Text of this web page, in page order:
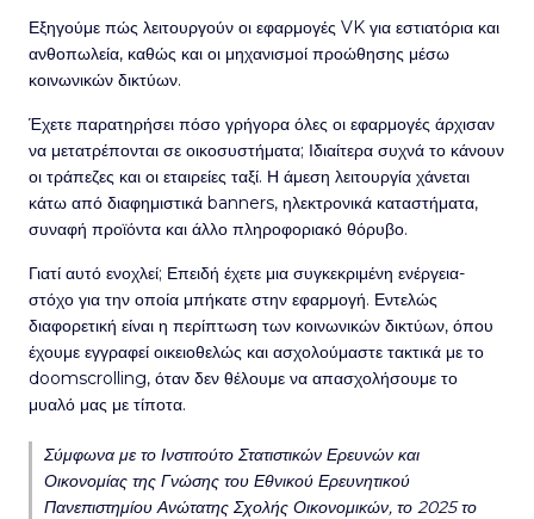
Εξηγούμε πώς λειτουργούν οι εφαρμογές VK για εστιατόρια και
ανθοπωλεία, καθώς και οι μηχανισμοί προώθησης μέσω
κοινωνικών δικτύων.
Έχετε παρατηρήσει πόσο γρήγορα όλες οι εφαρμογές άρχισαν
να μετατρέπονται σε οικοσυστήματα; Ιδιαίτερα συχνά το κάνουν
οι τράπεζες και οι εταιρείες ταξί. Η άμεση λειτουργία χάνεται
κάτω από διαφημιστικά banners, ηλεκτρονικά καταστήματα,
συναφή προϊόντα και άλλο πληροφοριακό θόρυβο.
Γιατί αυτό ενοχλεί; Επειδή έχετε μια συγκεκριμένη ενέργεια-
στόχο για την οποία μπήκατε στην εφαρμογή. Εντελώς
διαφορετική είναι η περίπτωση των κοινωνικών δικτύων, όπου
έχουμε εγγραφεί οικειοθελώς και ασχολούμαστε τακτικά με το
doomscrolling, όταν δεν θέλουμε να απασχολήσουμε το
μυαλό μας με τίποτα.
Σύμφωνα με το Ινστιτούτο Στατιστικών Ερευνών και
Οικονομίας της Γνώσης του Εθνικού Ερευνητικού
Πανεπιστημίου Ανώτατης Σχολής Οικονομικών, το 2025 το